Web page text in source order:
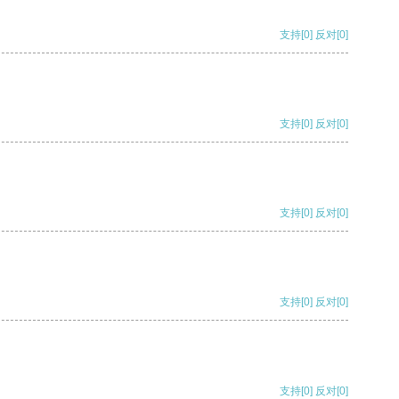
支持[0] 反对[0]
支持[0] 反对[0]
支持[0] 反对[0]
支持[0] 反对[0]
支持[0] 反对[0]